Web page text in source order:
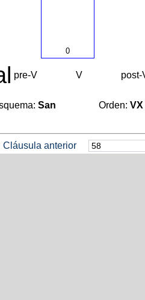
0
pre-V V post-
San Orden: VX
Cláusula anterior